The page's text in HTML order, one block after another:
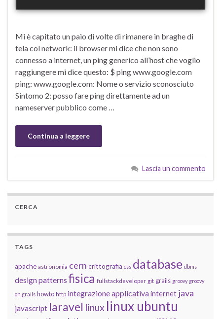
Mi è capitato un paio di volte di rimanere in braghe di
tela col network: il browser mi dice che non sono
connesso a internet, un ping generico all’host che voglio
raggiungere mi dice questo: $ ping www.google.com
ping: www.google.com: Nome o servizio sconosciuto
Sintomo 2: posso fare ping direttamente ad un
nameserver pubblico come …
Continua a leggere
Lascia un commento
CERCA
TAGS
apache astronomia cern crittografia css database dbms
design patterns fisica fullstackdeveloper git grails groovy groovy
on grails howto http integrazione applicativainternet java
javascript laravel linux linux ubuntu